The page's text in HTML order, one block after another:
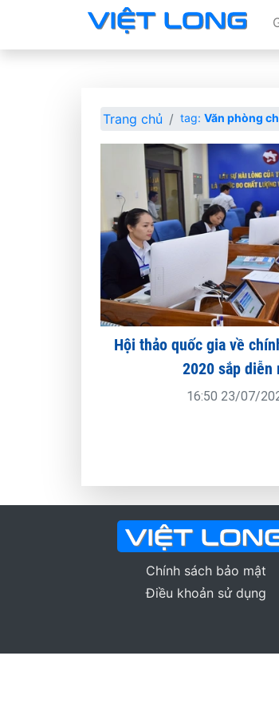
Trang chủ tag: Văn phòng
Hội thảo quốc gia về
2020 sắp diễn
16:50 23/07/
Chính sách bảo mật
Điều khoản sử dụng